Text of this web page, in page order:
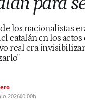
los nacionalistas
catalán en los actos
real era
202600:00h